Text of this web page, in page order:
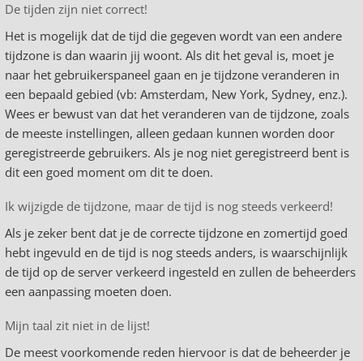
De tijden zijn niet correct!
Het is mogelijk dat de tijd die gegeven wordt van een andere
tijdzone is dan waarin jij woont. Als dit het geval is, moet je
naar het gebruikerspaneel gaan en je tijdzone veranderen in
een bepaald gebied (vb: Amsterdam, New York, Sydney, enz.).
Wees er bewust van dat het veranderen van de tijdzone, zoals
de meeste instellingen, alleen gedaan kunnen worden door
geregistreerde gebruikers. Als je nog niet geregistreerd bent is
dit een goed moment om dit te doen.
Ik wijzigde de tijdzone, maar de tijd is nog steeds verkeerd!
Als je zeker bent dat je de correcte tijdzone en zomertijd goed
hebt ingevuld en de tijd is nog steeds anders, is waarschijnlijk
de tijd op de server verkeerd ingesteld en zullen de beheerders
een aanpassing moeten doen.
Mijn taal zit niet in de lijst!
De meest voorkomende reden hiervoor is dat de beheerder je